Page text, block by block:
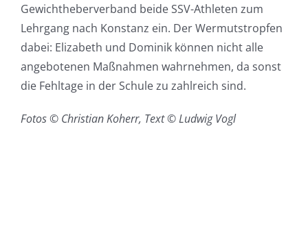
Gewichtheberverband beide SSV-Athleten zum
Lehrgang nach Konstanz ein. Der Wermutstropfen
dabei: Elizabeth und Dominik können nicht alle
angebotenen Maßnahmen wahrnehmen, da sonst
die Fehltage in der Schule zu zahlreich sind.
Fotos © Christian Koherr, Text © Ludwig Vogl